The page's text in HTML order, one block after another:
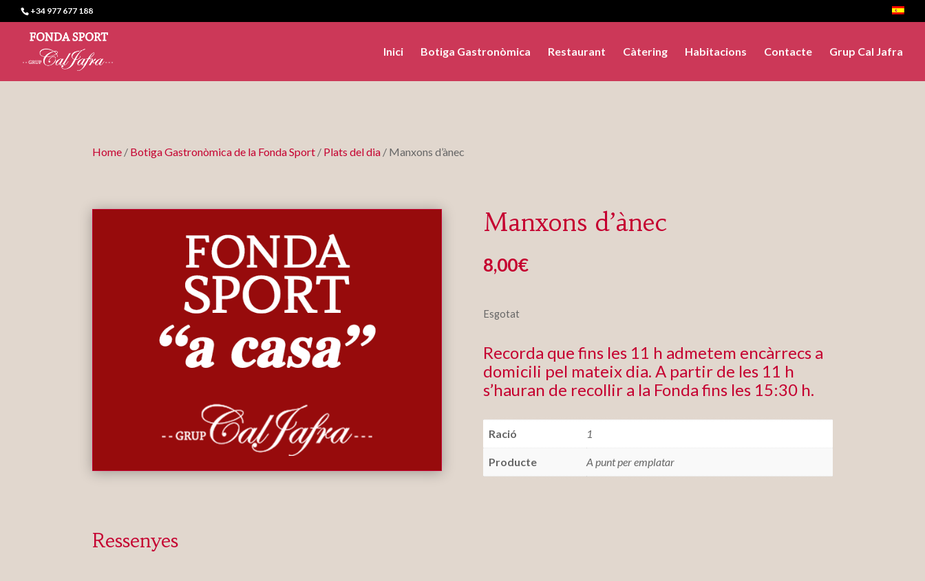
+34 977 677 188
Inici Botiga Gastronòmica Restaurant Càtering Habitacions Contacte Grup Cal Jafra
Home / Botiga Gastronòmica de la Fonda Sport / Plats del dia / Manxons d’ànec
Manxons d’ànec
8,00€
Esgotat
Recorda que fins les 11 h admetem encàrrecs a
domicili pel mateix dia. A partir de les 11 h
s’hauran de recollir a la Fonda fins les 15:30 h.
Ració 1
Producte A punt per emplatar
Ressenyes